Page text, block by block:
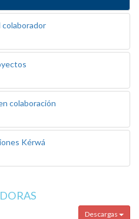
colaborador
colaboración
Kérwá
Descargas